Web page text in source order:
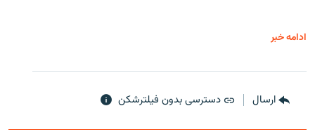
ادامه خبر
ارسال دسترسی بدون فیلترشکن